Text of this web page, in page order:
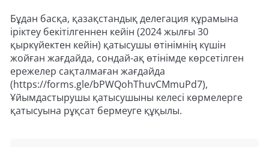
Бұдан басқа, қазақстандық делегация құрамына
іріктеу бекітілгеннен кейін (2024 жылғы 30
қыркүйектен кейін) қатысушы өтінімнің күшін
жойған жағдайда, сондай-ақ өтінімде көрсетілген
ережелер сақталмаған жағдайда
(https://forms.gle/bPWQohThuvCMmuPd7),
Ұйымдастырушы қатысушыны келесі көрмелерге
қатысуына рұқсат бермеуге құқылы.